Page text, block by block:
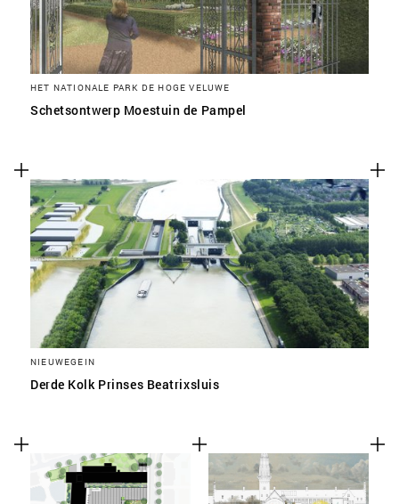
HET NATIONALE PARK DE HOGE VELUWE
Schetsontwerp Moestuin de Pampel
NIEUWEGEIN
Derde Kolk Prinses Beatrixsluis